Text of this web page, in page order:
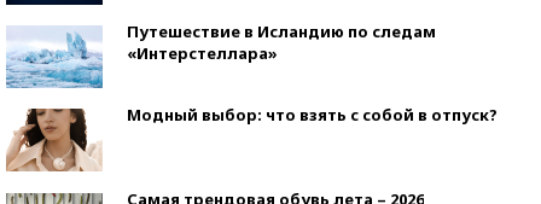
Путешествие в Исландию по следам
«Интерстеллара»
Модный выбор: что взять с собой в отпуск?
Самая трендовая обувь лета – 2026